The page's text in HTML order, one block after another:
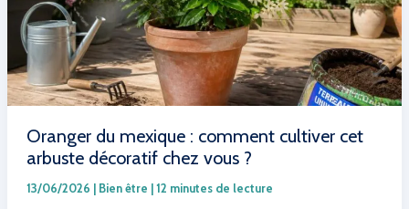
Oranger du mexique : comment cultiver cet
arbuste décoratif chez vous ?
13/06/2026 | Bien être |12 minutes de lecture